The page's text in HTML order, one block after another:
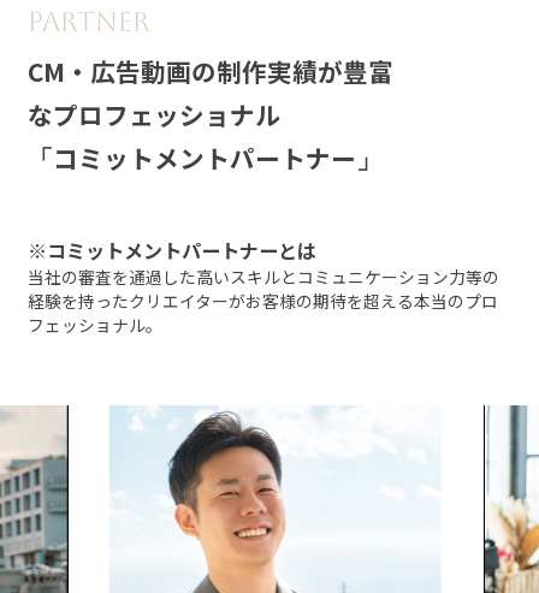
CM・広告動画の制作実績が豊富
なプロフェッショナル
コミットメントパートナー
※コミットメントパートナーとは
当社の審査を通過した高いスキルとコミュニケーション力等の
経験を持ったクリエイターがお客様の期待を超える本当のプロ
フェッショナル。